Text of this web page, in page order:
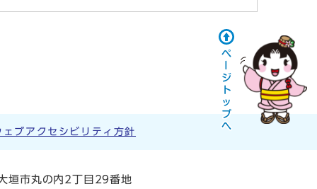
ェブアクセシビリティ方針
垣市丸の内2丁目29番地